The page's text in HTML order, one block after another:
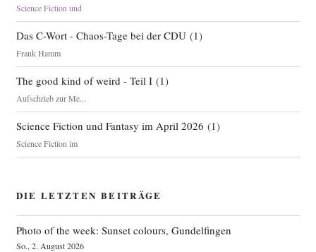
Science Fiction und
Das C-Wort - Chaos-Tage bei der CDU(1)
Frank Hamm
The good kind of weird - Teil I(1)
Aufschrieb zur Me...
Science Fiction und Fantasy im April 2026 (1)
Science Fiction im
DIE LETZTEN BEITRÄGE
Photo of the week: Sunset colours, Gundelfingen
So., 2. August 2026